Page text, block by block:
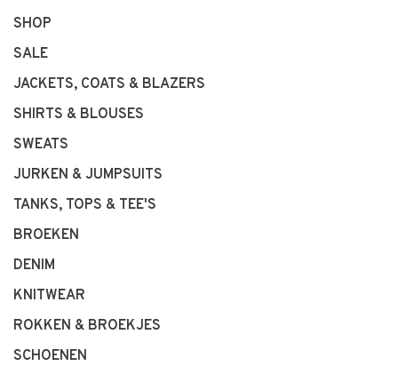
SHOP
SALE
JACKETS, COATS & BLAZERS
SHIRTS & BLOUSES
SWEATS
JURKEN & JUMPSUITS
TANKS, TOPS & TEE'S
BROEKEN
DENIM
KNITWEAR
ROKKEN & BROEKJES
SCHOENEN